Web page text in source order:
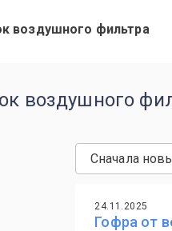
воздушного фильтра
воздушного
Сначала
24.11.2025
Гофра от